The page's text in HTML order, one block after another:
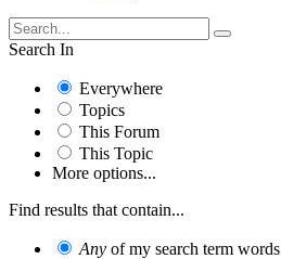
Search In
Everywhere
Topics
This Forum
This Topic
More options...
Find results that contain...
Any of my search term words